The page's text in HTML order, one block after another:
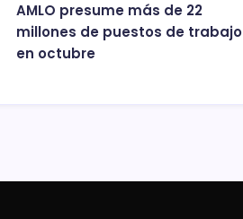
AMLO presume más de 22
millones de puestos de trabajo
en octubre